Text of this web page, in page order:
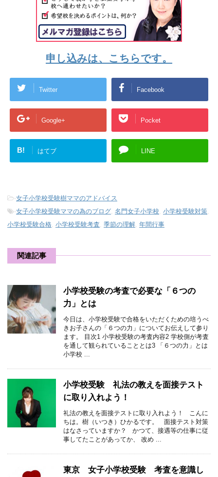
申し込みは、こちらです。
Twitter Facebook
Google+ Pocket
B! はてブ LINE
-女子小学校受験樹ママのアドバイス
-女子小学校受験ママの為のブログ 名門女子小学校 小学校受験対策
小学校受験合格 小学校受験考査 季節の理解 年間行事
関連記事
小学校受験の考査で必要な「６つの
力」とは
今日は、小学校受験で合格をいただくための培うべ
きお子さんの「６つの力」についてお伝えして参り
ます。 目次1 小学校受験の考査内容2 学校側が考査
を通して観られていることとは3 「６つの力」とは
小学校 ...
小学校受験 礼法の教えを面接テスト
に取り入れよう！
礼法の教えを面接テストに取り入れよう！ こんに
ちは。樹（いつき）ひかるです。 面接テスト対策
はなさっていますか？ かつて、接遇等の仕事に従
事してたことがあってか、 改め ...
東京 女子小学校受験 考査を意識し